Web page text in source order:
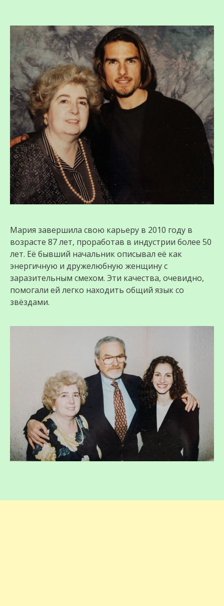
Мария завершила свою карьеру в 2010 году в
возрасте 87 лет, проработав в индустрии более 50
лет. Её бывший начальник описывал её как
энергичную и дружелюбную женщину с
заразительным смехом. Эти качества, очевидно,
помогали ей легко находить общий язык со
звёздами.